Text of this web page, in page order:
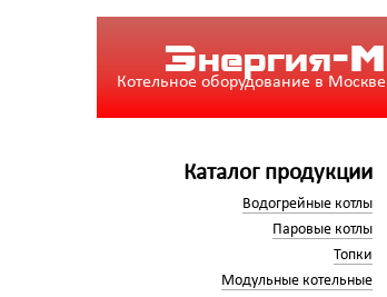
Энергия-М
Котельное оборудование в Москве
Каталог продукции
Водогрейные котлы
Паровые котлы
Топки
Модульные котельные